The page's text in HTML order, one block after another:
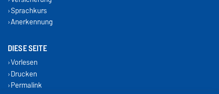
Sprachkurs
Anerkennung
DIESE SEITE
Vorlesen
Drucken
Permalink